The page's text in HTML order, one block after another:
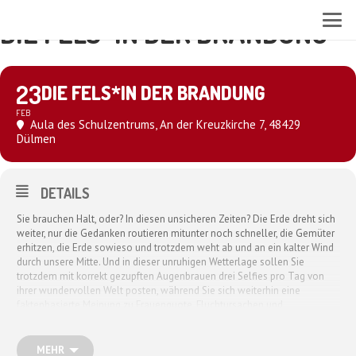
DIE FELS*IN DER BRANDUNG
23
FEB
DIE FELS*IN DER BRANDUNG
Aula des Schulzentrums, An der Kreuzkirche 7, 48429
Dülmen
DETAILS
Sie brauchen Halt, oder? In diesen unsicheren Zeiten? Die Erde dreht sich
weiter, nur die Gedanken routieren mitunter noch schneller, die Gemüter
erhitzen, die Erde sowieso und trotzdem weht ab und an ein kalter Wind
durch unsere Mitte. Und in dieser unruhigen Wetterlage sollen Sie
trotzdem mit korrekt gezupften Augenbrauen drei Selfies pro Tag von
ihrer wundervollen Welt posten, während Sie sich weiterhin eine
Keine Ahnung. Aber wie gut, dass es Dagmar Schönleber gibt:
unerschütterlich steht sie ihre Frau, lobt die Mutigen und erzieht die ewig
MEHR